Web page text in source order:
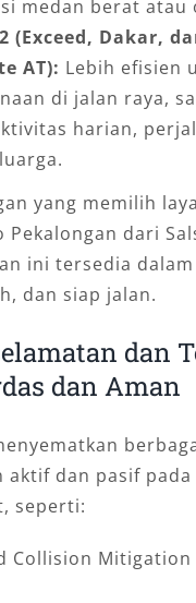
medan berat atau
(Exceed, Dakar,
AT): Lebih efisien
di jalan raya,
harian,
yang memilih
Pekalongan dari
ini tersedia
dan siap jalan.
dan
dan Aman
aktif dan pasif pada
seperti:
Collision Mitigation